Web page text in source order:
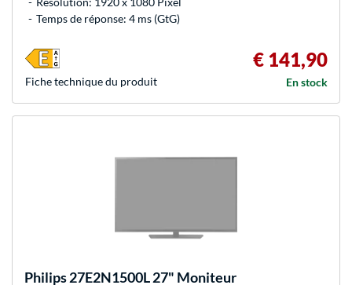
Temps de réponse: 4 ms (GtG)
€ 141,90
En stock
Fiche technique du produit
Philips27E2N1500L 27" Moniteur